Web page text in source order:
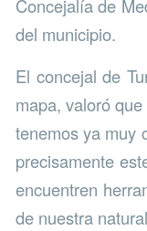
Concejalía de
del municipio.
El concejal de
mapa, valoró
tenemos ya muy
precisamente
encuentren
de nuestra